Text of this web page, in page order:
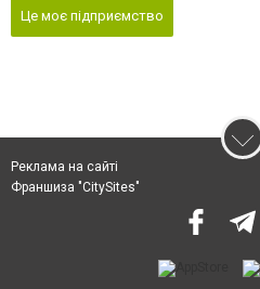
Це моє підприємство
Реклама на сайті
Франшиза "CitySites"